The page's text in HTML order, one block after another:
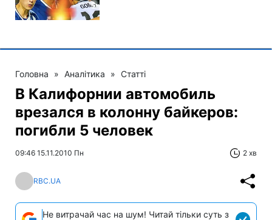
Головна » Аналітика » Статті
В Калифорнии автомобиль
врезался в колонну байкеров:
погибли 5 человек
09:46 15.11.2010 Пн 2 хв
RBC.UA
Не витрачай час на шум! Читай тільки суть з